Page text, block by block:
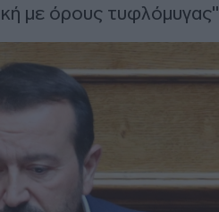
με όρους τυφλόμυγας"